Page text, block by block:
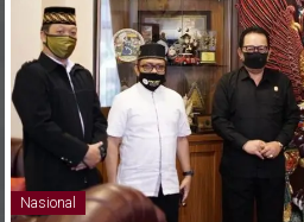
Nasional